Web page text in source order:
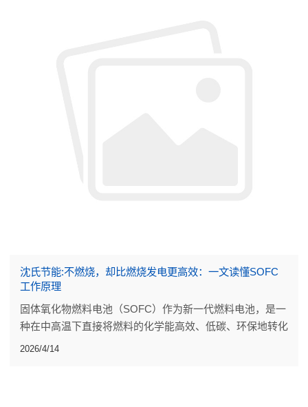
沈氏节能:不燃烧，却比燃烧发电更高效：一文读懂SOFC
工作原理
固体氧化物燃料电池（SOFC）作为新一代燃料电池，是一
种在中高温下直接将燃料的化学能高效、低碳、环保地转化
成电能的发电装置。
2026/4/14